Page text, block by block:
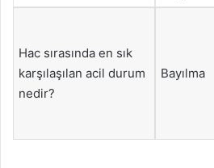
Hac sırasında en sık
karşılaşılan acil durum
nedir?
Bayılma